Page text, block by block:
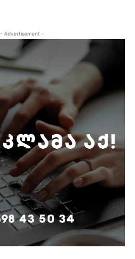
- Advertisement -